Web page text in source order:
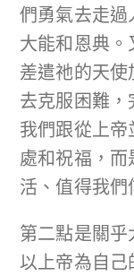
們勇氣去走
大能和恩典
差遣祂的天
去克服困難，
我們跟從上
處和祝福，
活、值得我們
第二點是關
以上帝為自